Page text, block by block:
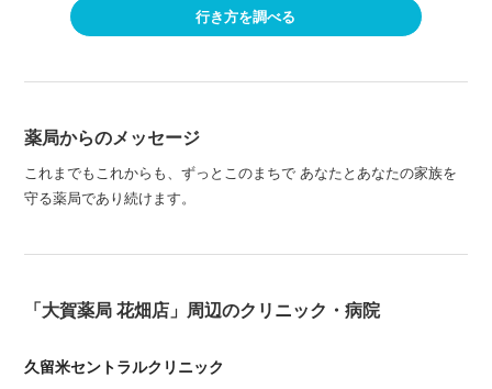
行き方を調べる
薬局からのメッセージ
これまでもこれからも、ずっとこのまちで あなたとあなたの家族を
守る薬局であり続けます。
「大賀薬局 花畑店」周辺のクリニック・病院
久留米セントラルクリニック